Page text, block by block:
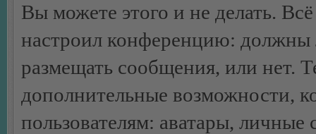
Вы можете этого и не делать.
настроил конференцию: должны
размещать сообщения, или нет.
дополнительные возможности,
пользователям: аватары,